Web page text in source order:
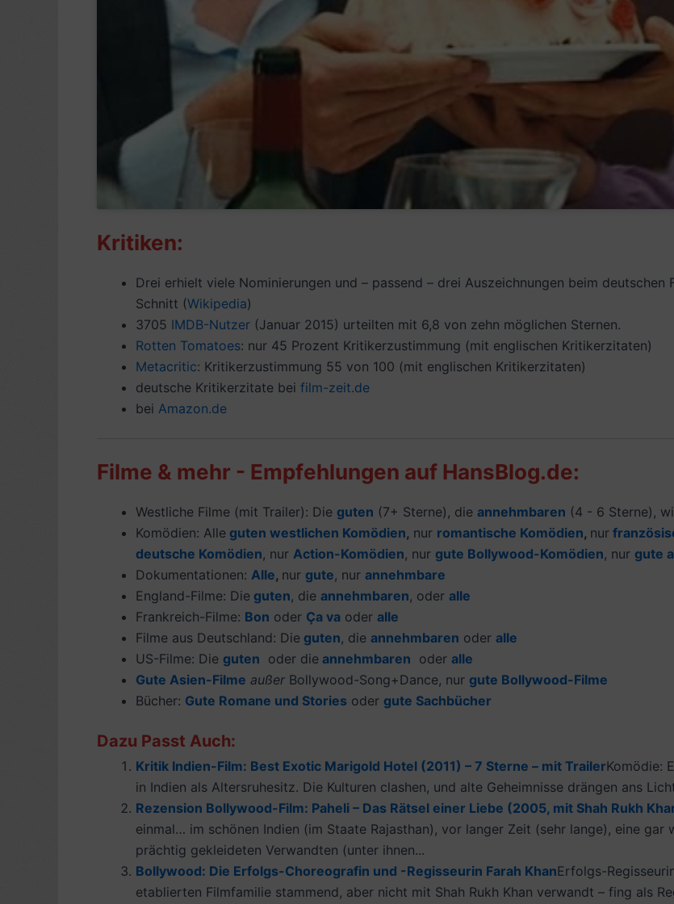
Kritiken:
Drei erhielt viele Nominierungen und – passend – drei Auszeichnungen beim deutschen
Schnitt (Wikipedia)
3705 IMDB-Nutzer (Januar 2015) urteilten mit 6,8 von zehn möglichen Sternen.
Rotten Tomatoes: nur 45 Prozent Kritikerzustimmung (mit englischen Kritikerzitaten)
Metacritic: Kritikerzustimmung 55 von 100 (mit englischen Kritikerzitaten)
deutsche Kritikerzitate bei film-zeit.de
bei Amazon.de
Filme & mehr - Empfehlungen auf HansBlog.de:
Westliche Filme (mit Trailer): Die guten (7+ Sterne), die annehmbaren (4 - 6 Sterne),
Komödien: Alle guten westlichen Komödien, nur romantische Komödien, nur
deutsche Komödien, nur Action-Komödien, nur gute Bollywood-Komödien, nur gute
Dokumentationen: Alle, nur gute, nur annehmbare
England-Filme: Die guten, die annehmbaren, oder alle
Frankreich-Filme: Bon oder Ça va oder alle
Filme aus Deutschland: Die guten, die annehmbaren oder alle
US-Filme: Die guten oder die annehmbaren oder alle
Gute Asien-Filme außer Bollywood-Song+Dance, nur gute Bollywood-Filme
Bücher: Gute Romane und Stories oder gute Sachbücher
Dazu Passt Auch:
Kritik Indien-Film: Best Exotic Marigold Hotel (2011) – 7 Sterne – mit TrailerKomödie:
in Indien als Altersruhesitz. Die Kulturen clashen, und alte Geheimnisse drängen ans
Rezension Bollywood-Film: Paheli – Das Rätsel einer Liebe (2005, mit Shah Rukh
einmal… im schönen Indien (im Staate Rajasthan), vor langer Zeit (sehr lange), eine gar
prächtig gekleideten Verwandten (unter ihnen...
Bollywood: Die Erfolgs-Choreografin und -Regisseurin Farah KhanErfolgs-
etablierten Filmfamilie stammend, aber nicht mit Shah Rukh Khan verwandt – fing als